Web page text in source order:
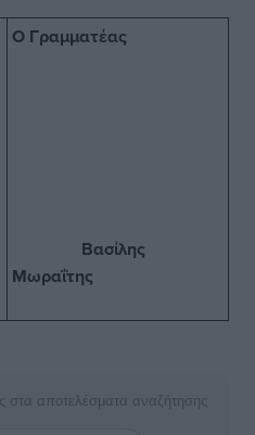
Ο Γραμματέας
Βασίλης
Μωραΐτης
στα αποτελέσματα αναζήτησης